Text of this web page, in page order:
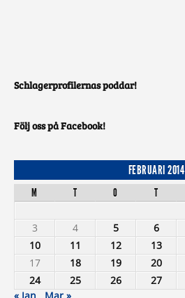
Schlagerprofilernas poddar!
Följ oss på Facebook!
FEBRUARI 2014
M T O T
3
4 5 6
10
11 12 13
17
18 19 20
24
25 26 27